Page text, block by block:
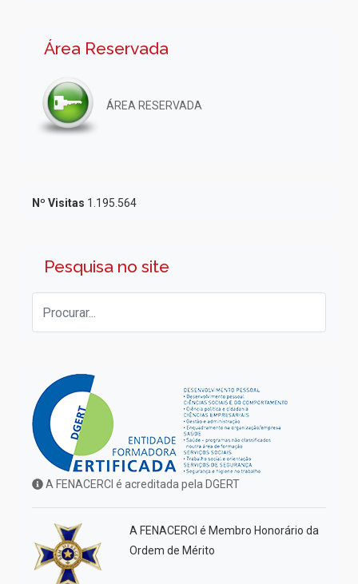
Área Reservada
ÁREA RESERVADA
Nº Visitas 1.195.564
Pesquisa no site
A FENACERCI é acreditada pela DGERT
A FENACERCI é Membro Honorário da
Ordem de Mérito